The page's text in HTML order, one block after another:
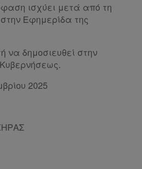
ισχύει μετά από τη
Εφημερίδα της
δημοσιευθεί στην
2025